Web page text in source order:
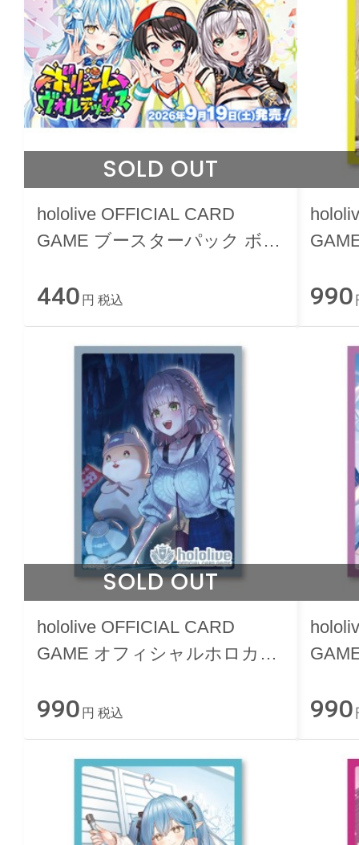
SOLD OUT
hololive OFFICIAL CARD
GAME ブースターパック ボリ
440 円 税込 990
SOLD OUT
hololive OFFICIAL CARD
GAME オフィシャルホロカス
990 円 税込 990